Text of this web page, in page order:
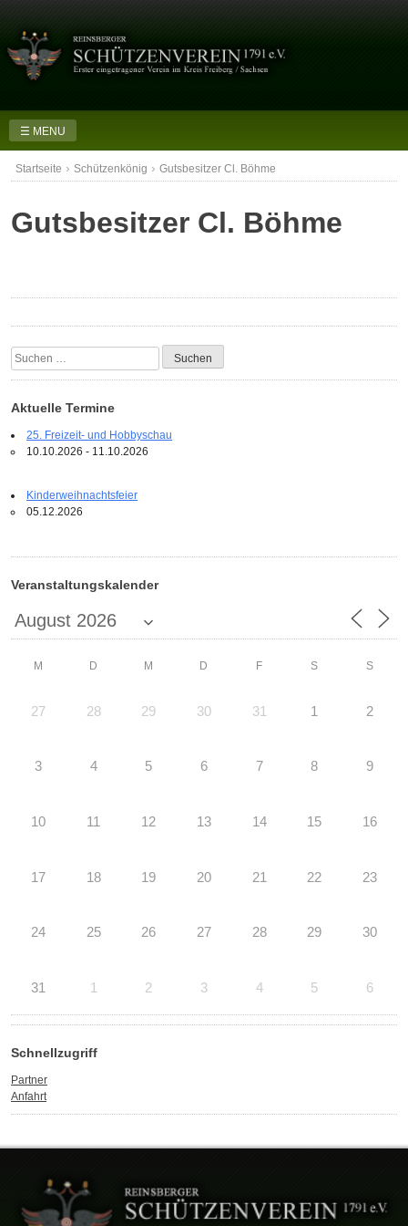
content
☰ MENU
Startseite › Schützenkönig › Gutsbesitzer Cl. Böhme
Gutsbesitzer Cl. Böhme
Suchen
nach:
Aktuelle Termine
25. Freizeit- und Hobbyschau
10.10.2026 - 11.10.2026
Kinderweihnachtsfeier
05.12.2026
Veranstaltungskalender
M D M D F S S
27 28 29 30 31 1 2
3 4 5 6 7 8 9
10 11 12 13 14 15 16
17 18 19 20 21 22 23
24 25 26 27 28 29 30
31 1 2 3 4 5 6
Schnellzugriff
Partner
Anfahrt